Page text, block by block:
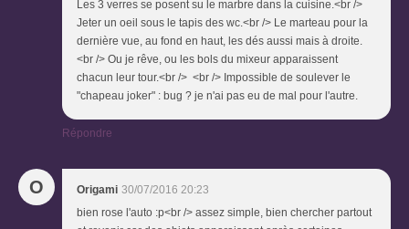
Les 3 verres se posent su le marbre dans la cuisine.<br />
Jeter un oeil sous le tapis des wc.<br /> Le marteau pour la
dernière vue, au fond en haut, les dés aussi mais à droite.
<br /> Ou je rêve, ou les bols du mixeur apparaissent
chacun leur tour.<br /> <br /> Impossible de soulever le
"chapeau joker" : bug ? je n'ai pas eu de mal pour l'autre.
Répondre
O Origami 30/07/2016 20:23
bien rose l'auto :p<br /> assez simple, bien chercher partout